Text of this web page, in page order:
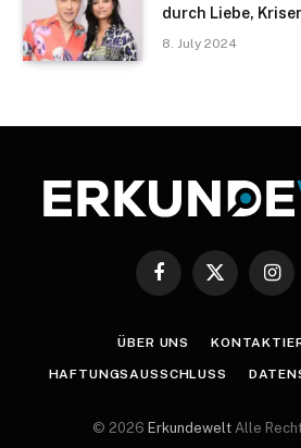
durch Liebe,
8. July 2024
Facebook
X
ÜBER UNS
HAFTUNGSAUSSCHLUSS
© 2026 Erkundewelt Alle